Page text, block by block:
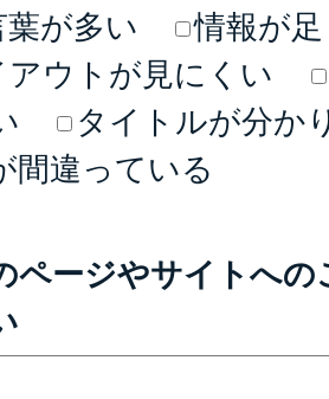
が多い
情報が
アウトが見にくい
タイトルが分か
間違っている
ページやサイトへ